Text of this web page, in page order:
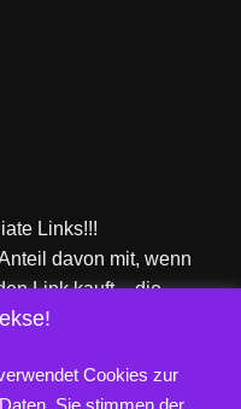
Links!!!
davon mit, wenn
Link kauft – die
mir!
Cookies zur
Sie stimmen der